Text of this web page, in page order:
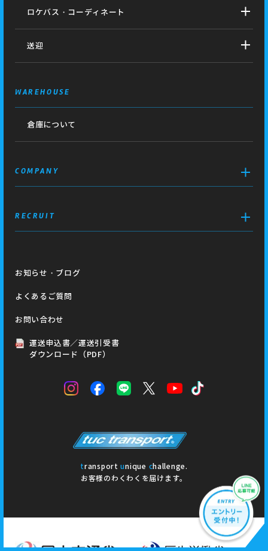
ロケバス・コーディネート
送迎
WAREHOUSE
倉庫について
COMPANY
RECRUIT
お知らせ・ブログ
よくあるご質問
お問い合わせ
運送申込書／運送引受書
ダウンロード（PDF）
transportunique challenge.
お客様のわくわくを届けます。